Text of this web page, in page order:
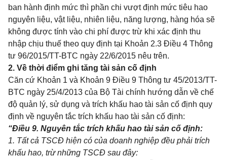
ban hành định mức thì phần chi vượt định mức tiêu hao
nguyên liệu, vật liệu, nhiên liệu, năng lượng, hàng hóa sẽ
không được tính vào chi phí được trừ khi xác định thu
nhập chịu thuế theo quy định tại Khoản 2.3 Điều 4 Thông
tư 96/2015/TT-BTC ngày 22/6/2015 nêu trên.
2. Về thời điểm ghi tăng tài sản cố định
Căn cứ Khoản 1 và Khoản 9 Điều 9 Thông tư 45/2013/TT-
BTC ngày 25/4/2013 của Bộ Tài chính hướng dẫn về chế
độ quản lý, sử dụng và trích khấu hao tài sản cố định quy
định về nguyên tắc trích khấu hao tài sản cố định:
“Điều 9. Nguyên tắc trích khấu hao tài sản cố định:
1. Tất cả TSCĐ hiện có của doanh nghiệp đều phải trích
khấu hao, trừ những TSCĐ sau đây: